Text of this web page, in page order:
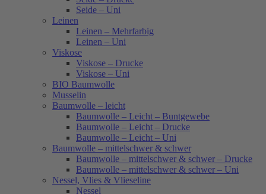
Seide – Uni
Leinen
Leinen – Mehrfarbig
Leinen – Uni
Viskose
Viskose – Drucke
Viskose – Uni
BIO Baumwolle
Musselin
Baumwolle – leicht
Baumwolle – Leicht – Buntgewebe
Baumwolle – Leicht – Drucke
Baumwolle – Leicht – Uni
Baumwolle – mittelschwer & schwer
Baumwolle – mittelschwer & schwer – Drucke
Baumwolle – mittelschwer & schwer – Uni
Nessel, Vlies & Vlieseline
Nessel